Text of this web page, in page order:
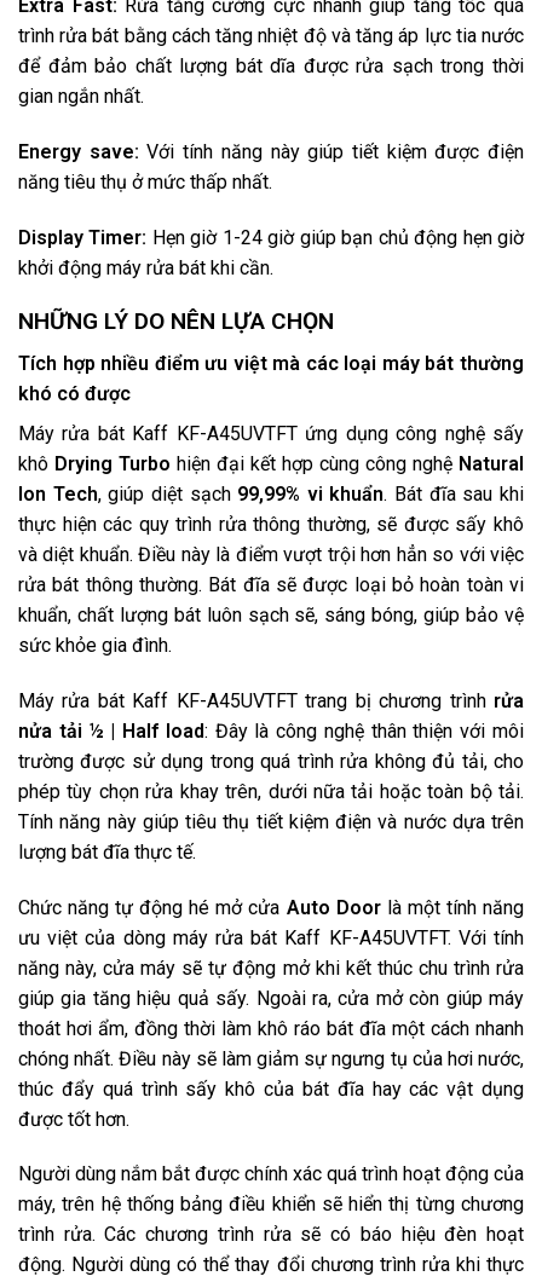
Extra Fast: Rửa tăng cường cực nhanh giúp tăng tốc quá
trình rửa bát bằng cách tăng nhiệt độ và tăng áp lực tia nước
để đảm bảo chất lượng bát dĩa được rửa sạch trong thời
gian ngắn nhất.
Energy save:Với tính năng này giúp tiết kiệm được điện
năng tiêu thụ ở mức thấp nhất.
Display Timer: Hẹn giờ 1-24 giờ giúp bạn chủ động hẹn giờ
khởi động máy rửa bát khi cần.
NHỮNG LÝ DO NÊN LỰA CHỌN
Tích hợp nhiều điểm ưu việt mà các loại máy bát thường
khó có được
Máy rửa bát Kaff KF-A45UVTFT ứng dụng công nghệ sấy
khô Drying Turbo hiện đại kết hợp cùng công nghệ Natural
Ion Tech, giúp diệt sạch 99,99% vi khuẩn. Bát đĩa sau khi
thực hiện các quy trình rửa thông thường, sẽ được sấy khô
và diệt khuẩn. Điều này là điểm vượt trội hơn hẳn so với việc
rửa bát thông thường. Bát đĩa sẽ được loại bỏ hoàn toàn vi
khuẩn, chất lượng bát luôn sạch sẽ, sáng bóng, giúp bảo vệ
sức khỏe gia đình.
Máy rửa bát Kaff KF-A45UVTFT trang bị chương trình rửa
nửa tải ½ | Half load: Đây là công nghệ thân thiện với môi
trường được sử dụng trong quá trình rửa không đủ tải, cho
phép tùy chọn rửa khay trên, dưới nữa tải hoặc toàn bộ tải.
Tính năng này giúp tiêu thụ tiết kiệm điện và nước dựa trên
lượng bát đĩa thực tế.
Chức năng tự động hé mở cửa Auto Doorlà một tính năng
ưu việt của dòng máy rửa bát Kaff KF-A45UVTFT. Với tính
năng này, cửa máy sẽ tự động mở khi kết thúc chu trình rửa
giúp gia tăng hiệu quả sấy. Ngoài ra, cửa mở còn giúp máy
thoát hơi ẩm, đồng thời làm khô ráo bát đĩa một cách nhanh
chóng nhất. Điều này sẽ làm giảm sự ngưng tụ của hơi nước,
thúc đẩy quá trình sấy khô của bát đĩa hay các vật dụng
được tốt hơn.
Người dùng nắm bắt được chính xác quá trình hoạt động của
máy, trên hệ thống bảng điều khiển sẽ hiển thị từng chương
trình rửa. Các chương trình rửa sẽ có báo hiệu đèn hoạt
động. Người dùng có thể thay đổi chương trình rửa khi thực